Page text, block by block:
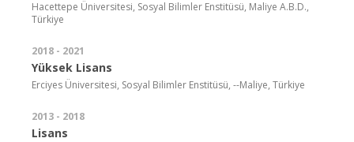
Hacettepe Üniversitesi, Sosyal Bilimler Enstitüsü, Maliye A.B.D.,
Türkiye
2018 - 2021
Yüksek Lisans
Erciyes Üniversitesi, Sosyal Bilimler Enstitüsü, --Maliye, Türkiye
2013 - 2018
Lisans